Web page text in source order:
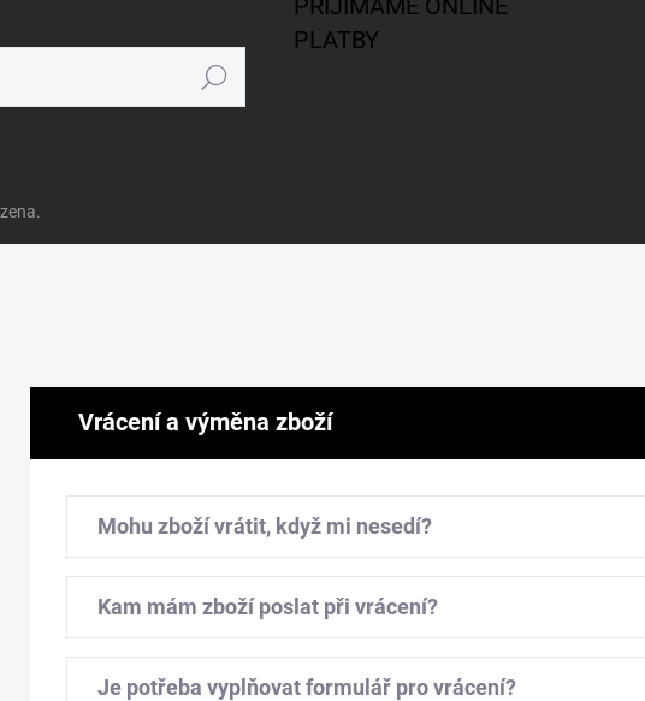
Hledat
PLATBY
Vrácení a výměna zboží
Mohu zboží vrátit, když mi nesedí?
Kam mám zboží poslat při vrácení?
Je potřeba vyplňovat formulář pro vrácení?